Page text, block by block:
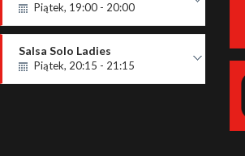
Piątek, 19:00 - 20:00
Paweł Zieja
Salsa Solo Ladies
Piątek, 20:15 - 21:15